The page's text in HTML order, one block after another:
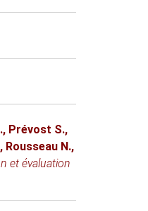
, Prévost S.,
, Rousseau N.,
et évaluation